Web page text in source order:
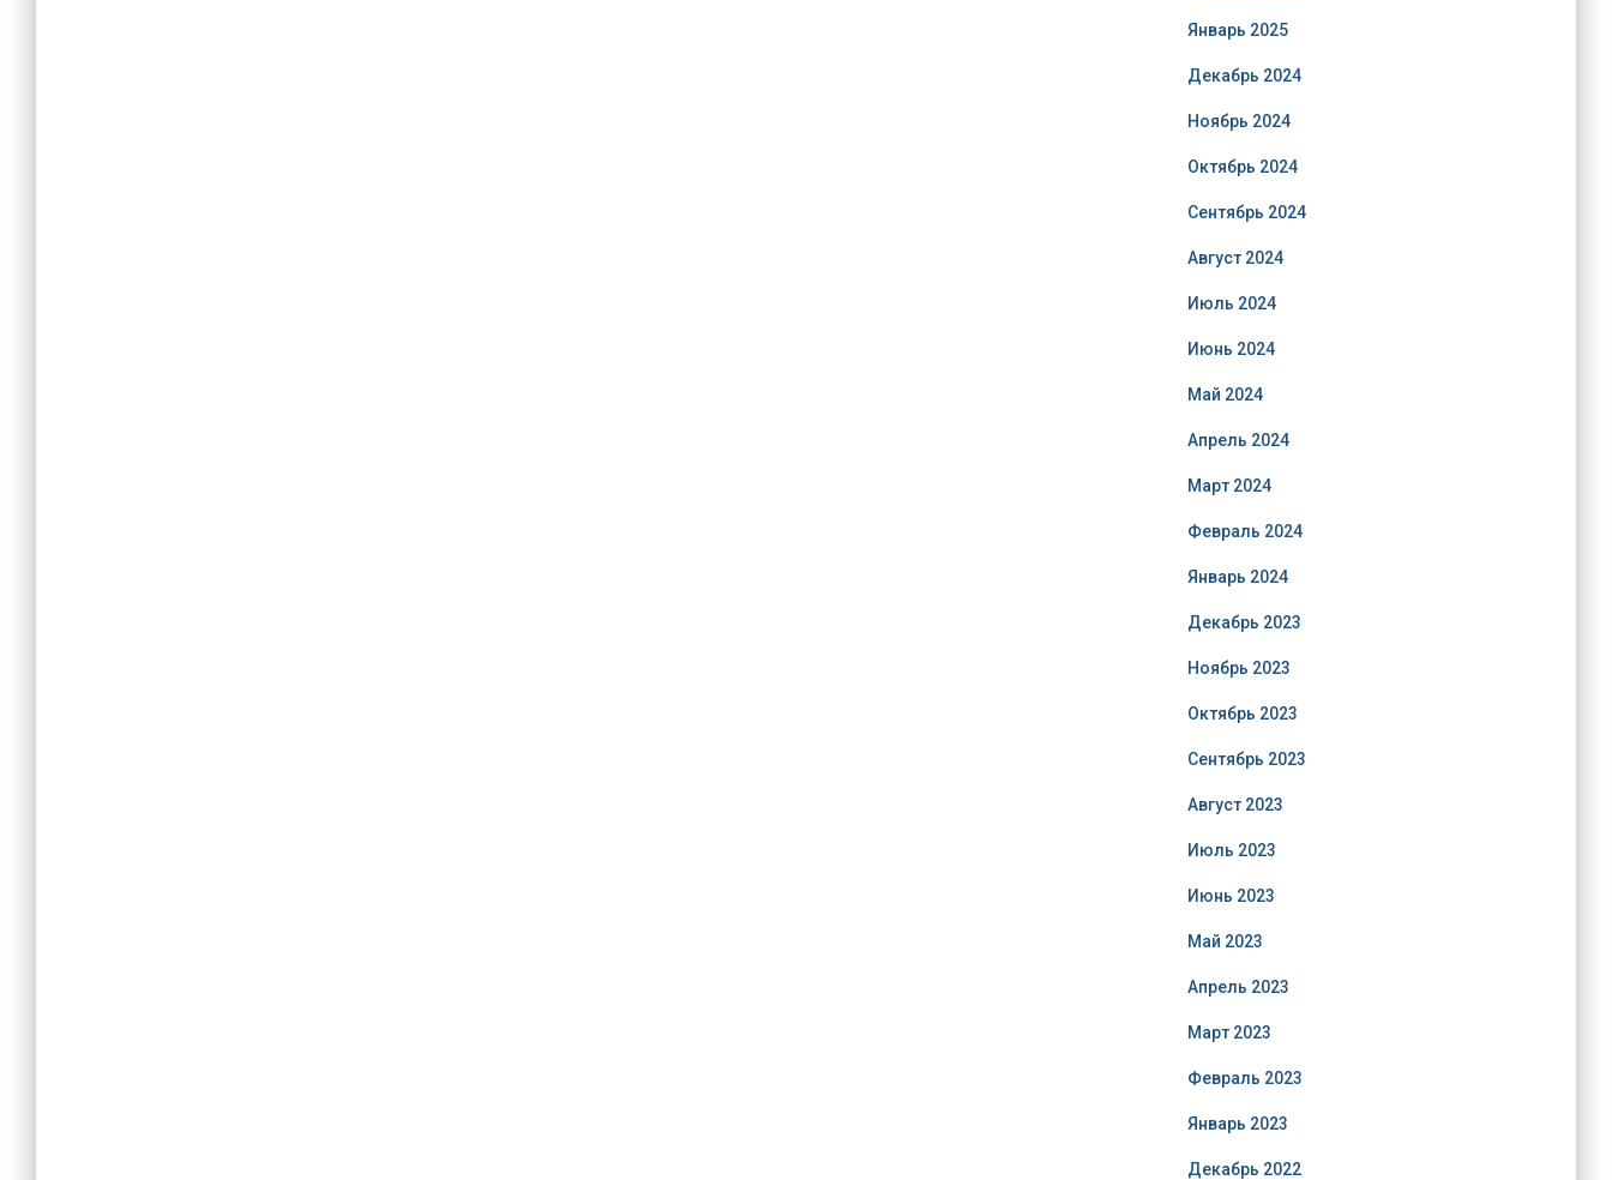
Январь 2025
Декабрь 2024
Ноябрь 2024
Октябрь 2024
Сентябрь 2024
Август 2024
Июль 2024
Июнь 2024
Май 2024
Апрель 2024
Март 2024
Февраль 2024
Январь 2024
Декабрь 2023
Ноябрь 2023
Октябрь 2023
Сентябрь 2023
Август 2023
Июль 2023
Июнь 2023
Май 2023
Апрель 2023
Март 2023
Февраль 2023
Январь 2023
Декабрь 2022